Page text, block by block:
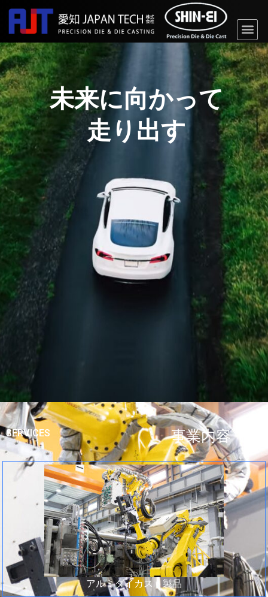
内
を
ス
キ
ッ
プ
未来に向かって
走り出す
SERVICES 事業内容
アルミダイカスト製品